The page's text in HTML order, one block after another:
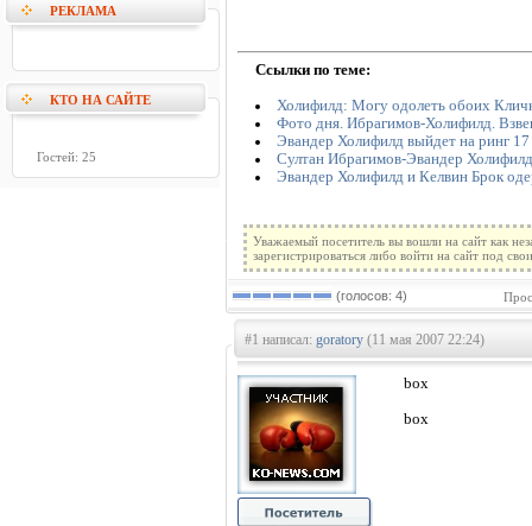
РЕКЛАМА
КТО НА САЙТЕ
Гостей: 25
Ссылки по теме:
Холифилд: Могу одолеть обоих
Фото дня. Ибрагимов-Холифилд.
Эвандер Холифилд выйдет на ринг 17
Султан Ибрагимов-Эвандер
Эвандер Холифилд и Келвин Брок
Уважаемый посетитель вы вошли на сайт как
зарегистрироваться либо войти на сайт под
(голосов: 4)
#1 написал: goratory (11 мая 2007 22:24)
box
box